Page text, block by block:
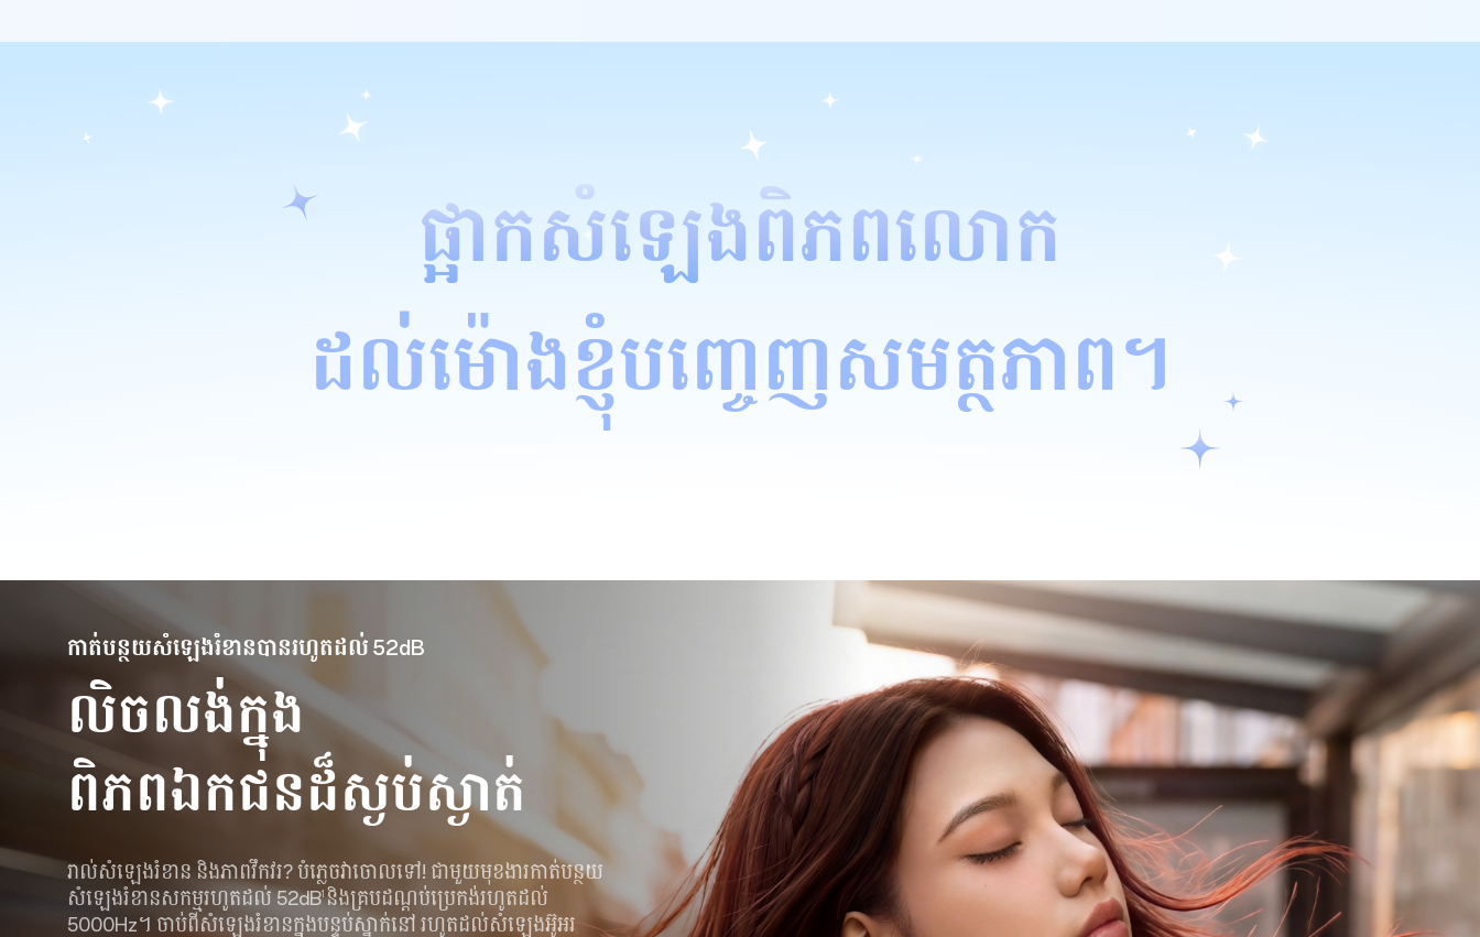
ផ្អាកសំឡេងពិភពលោក
ដល់ម៉ោងខ្ញុំបញ្ចេញសមត្ថភាព។
កាត់បន្ថយសំឡេងរំខានបានរហូតដល់ 52dB
លិចលង់ក្នុង
ពិភពឯកជនដ៏ស្ងប់ស្ងាត់
រាល់សំឡេងរំខាន និងភាពវឹកវរ? បំភ្លេចវាចោលទៅ! ជាមួយមុខងារកាត់បន្ថយ
សំឡេងរំខានសកម្មរហូតដល់ 52dB1 និងគ្របដណ្តប់ប្រេកង់រហូតដល់
5000Hz។ ចាប់ពីសំឡេងរំខានក្នុងបន្ទប់ស្នាក់នៅ រហូតដល់សំឡេងអ៊ូអរ